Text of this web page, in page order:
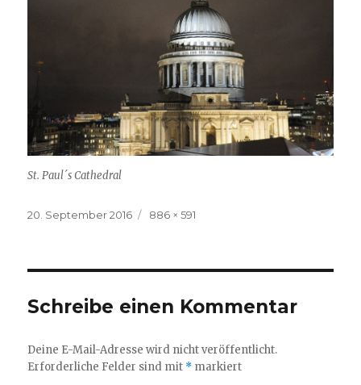
St. Paul´s Cathedral
Veröffentlicht
20. September 2016
Volle
886 × 591
Schreibe einen Kommentar
Deine E-Mail-Adresse wird nicht veröffentlicht.
Erforderliche Felder sind mit * markiert